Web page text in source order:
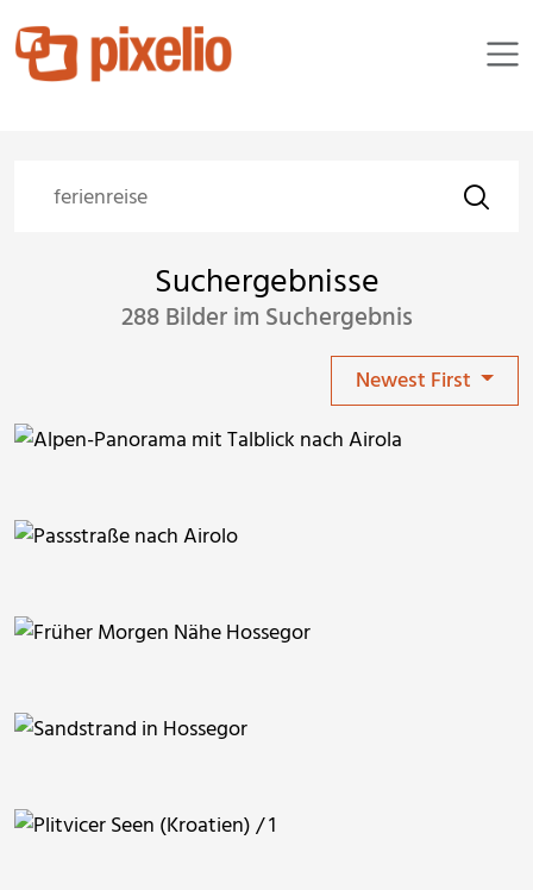
Suchergebnisse
288 Bilder im Suchergebnis
Newest First
RainerSturm
RainerSturm
berggeist007